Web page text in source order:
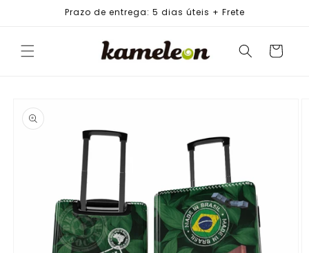
Prazo de entrega: 5 dias úteis + Frete
Carrinho
PRODUTO